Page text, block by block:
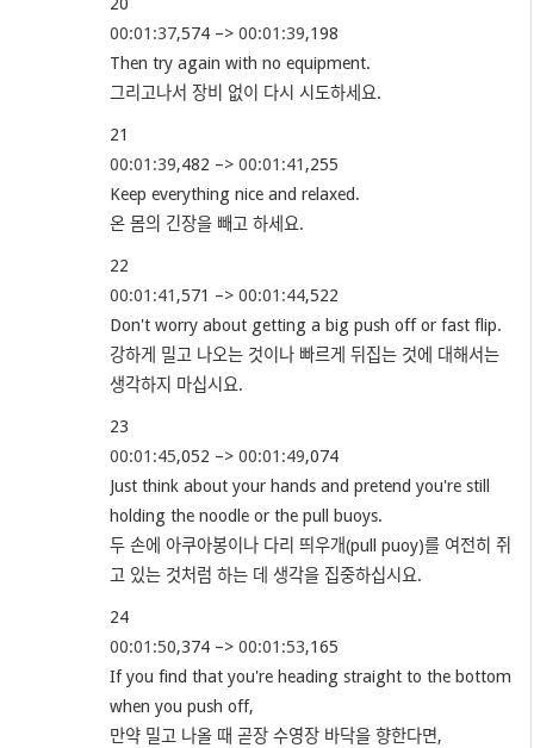
20
00:01:37,574 –>00:01:39,198
Then try again with no equipment.
그리고나서 장비 없이 다시 시도하세요.
21
00:01:39,482 –>00:01:41 ,255
Keep everything nice and relaxed.
온 몸의 긴장을 빼고 하세요.
22
00:01:41 ,571 –>00:01:44,522
Don't worry about getting a big push off or fast flip.
강하게 밀고 나오는 것이나 빠르게 뒤집는 것에 대해서는
생각하지 마십시요.
23
00:01:45,052 –>00:01:49,074
Just think about your hands and pretend you're still
holding the noodle or the pull buoys.
두 손에 아쿠아봉이나 다리 띄우개(pull puoy)를 여전히 쥐
고 있는 것처럼 하는 데 생각을 집중하십시요.
24
00:01:50,374 –>00:01:53,165
If you find that you're heading straight to the bottom
when you push off,
만약 밀고 나올 때 곧장 수영장 바닥을 향한다면,